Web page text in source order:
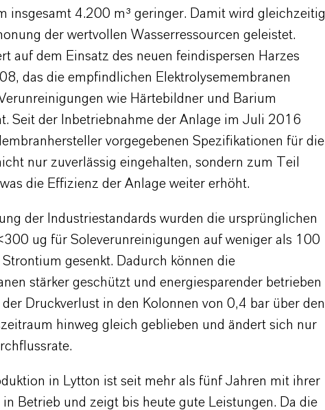
insgesamt 4.200 m³ geringer. Damit wird gleichzeitig
der wertvollen Wasserressourcen geleistet.
auf dem Einsatz des neuen feindispersen Harzes
das die empfindlichen Elektrolysemembranen
wie Härtebildner und Barium
Seit der Inbetriebnahme der Anlage im Juli 2016
vorgegebenen Spezifikationen für die
nur zuverlässig eingehalten, sondern zum Teil
die Effizienz der Anlage weiter erhöht.
der Industriestandards wurden die ursprünglichen
ug für Soleverunreinigungen auf weniger als 100
gesenkt. Dadurch können die
stärker geschützt und energiesparender betrieben
Druckverlust in den Kolonnen von 0,4 bar über den
hinweg gleich geblieben und ändert sich nur
in Lytton ist seit mehr als fünf Jahren mit ihrer
Betrieb und zeigt bis heute gute Leistungen. Da die